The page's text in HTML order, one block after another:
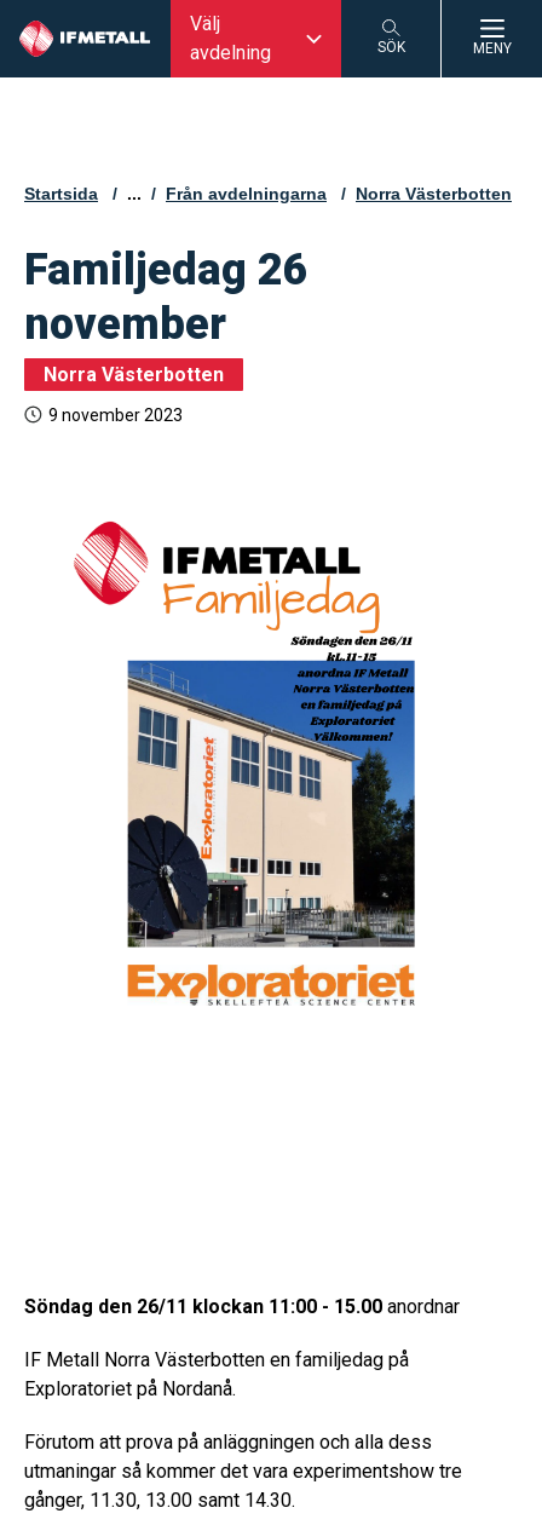
Välj
avdelning
SÖK MENY
Startsida ... Från avdelningarna Norra Västerbotten
Familjedag 26
november
Norra Västerbotten
9 november 2023
Söndag den 26/11 klockan 11:00 - 15.00 anordnar
IF Metall Norra Västerbotten en familjedag på
Exploratoriet på Nordanå.
Förutom att prova på anläggningen och alla dess
utmaningar så kommer det vara experimentshow tre
gånger, 11.30, 13.00 samt 14.30.